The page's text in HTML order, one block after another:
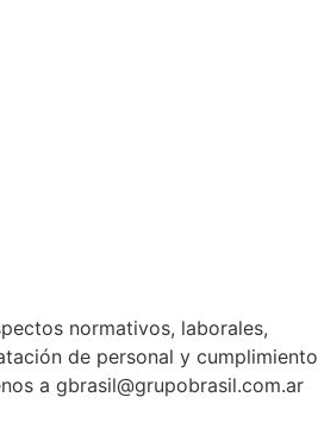
normativos, laborales,
de personal y cumplimiento
a gbrasil@grupobrasil.com.ar